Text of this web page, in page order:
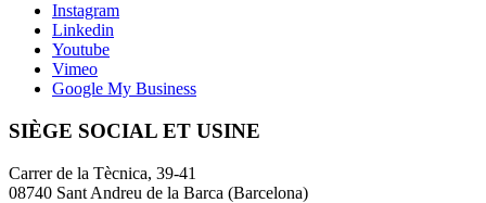
Instagram
Linkedin
Youtube
Vimeo
Google My Business
SIÈGE SOCIAL ET USINE
Carrer de la Tècnica, 39-41
08740 Sant Andreu de la Barca (Barcelona)